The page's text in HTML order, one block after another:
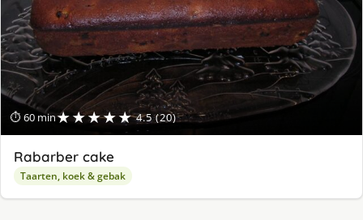
⏱ 60 min★★★★★ 4.5 (20)
Rabarber cake
Taarten, koek & gebak